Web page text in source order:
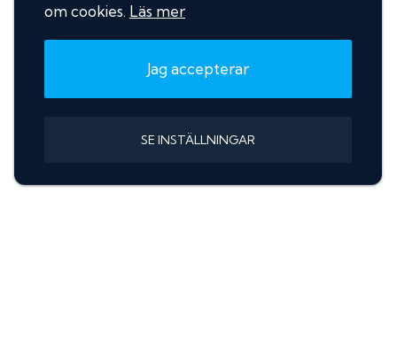
om cookies. Läs mer
Jag accepterar
SE INSTÄLLNINGAR